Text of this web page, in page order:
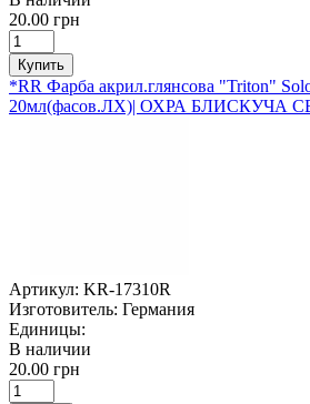
20.00 грн
Купить
*RR Фарба акрил.глянсова "Triton"
20мл(фасов.ЛХ)| ОХРА БЛИСКУЧА
Артикул: KR-17310R
Изготовитель: Германия
Единицы:
В наличии
20.00 грн